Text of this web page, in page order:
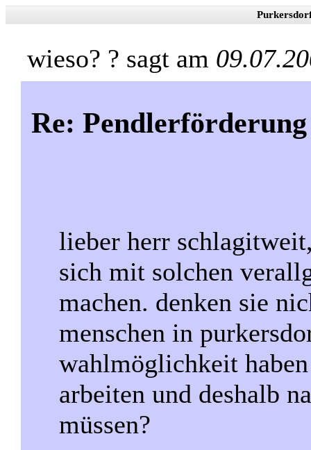
wieso? ? sagt am
Re: Pendlerförderung
lieber herr
sich mit solchen
machen. denken sie
menschen in
wahlmöglichkeit
arbeiten und deshalb
müssen?